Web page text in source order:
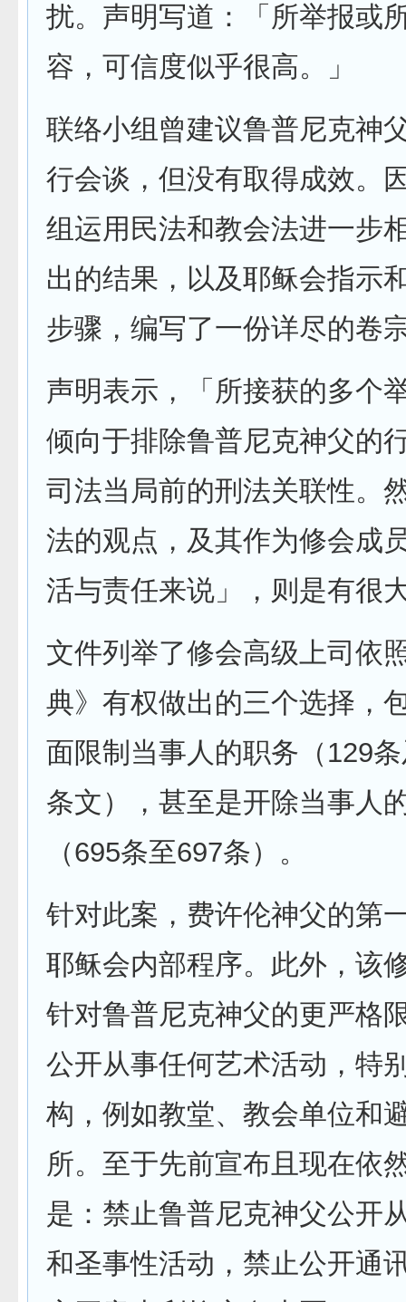
扰。声明写道：「所举报或
容，可信度似乎很高。」
联络小组曾建议鲁普尼克神
行会谈，但没有取得成效。
组运用民法和教会法进一步
出的结果，以及耶稣会指示
步骤，编写了一份详尽的卷
声明表示，「所接获的多个
倾向于排除鲁普尼克神父的
司法当局前的刑法关联性。
法的观点，及其作为修会成
活与责任来说」，则是有很
文件列举了修会高级上司依
典》有权做出的三个选择，
面限制当事人的职务（129
条文），甚至是开除当事人
（695条至697条）。
针对此案，费许伦神父的第
耶稣会内部程序。此外，该
针对鲁普尼克神父的更严格
公开从事任何艺术活动，特
构，例如教堂、教会单位和
所。至于先前宣布且现在依
是：禁止鲁普尼克神父公开
和圣事性活动，禁止公开通